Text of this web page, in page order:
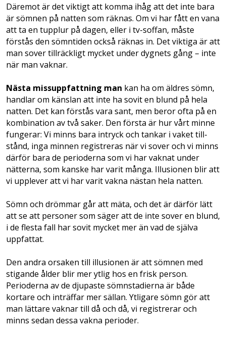
Däremot är det viktigt att komma ihåg att det inte bara
är sömnen på natten som räknas. Om vi har fått en vana
att ta en tupplur på dagen, eller i tv-soffan, måste
förstås den sömntiden också räknas in. Det viktiga är att
man sover tillräckligt mycket under dygnets gång – inte
när man vaknar.
Nästa missuppfattning man kan ha om äldres sömn,
handlar om känslan att inte ha sovit en blund på hela
natten. Det kan förstås vara sant, men beror ofta på en
kombination av två saker. Den första är hur vårt minne
fungerar: Vi minns bara intryck och tankar i vaket till-
stånd, inga minnen registreras när vi sover och vi minns
därför bara de perioderna som vi har vaknat under
nätterna, som kanske har varit många. Illusionen blir att
vi upplever att vi har varit vakna nästan hela natten.
Sömn och drömmar går att mäta, och det är därför lätt
att se att personer som säger att de inte sover en blund,
i de flesta fall har sovit mycket mer än vad de själva
uppfattat.
Den andra orsaken till illusionen är att sömnen med
stigande ålder blir mer ytlig hos en frisk person.
Perioderna av de djupaste sömnstadierna är både
kortare och inträffar mer sällan. Ytligare sömn gör att
man lättare vaknar till då och då, vi registrerar och
minns sedan dessa vakna perioder.